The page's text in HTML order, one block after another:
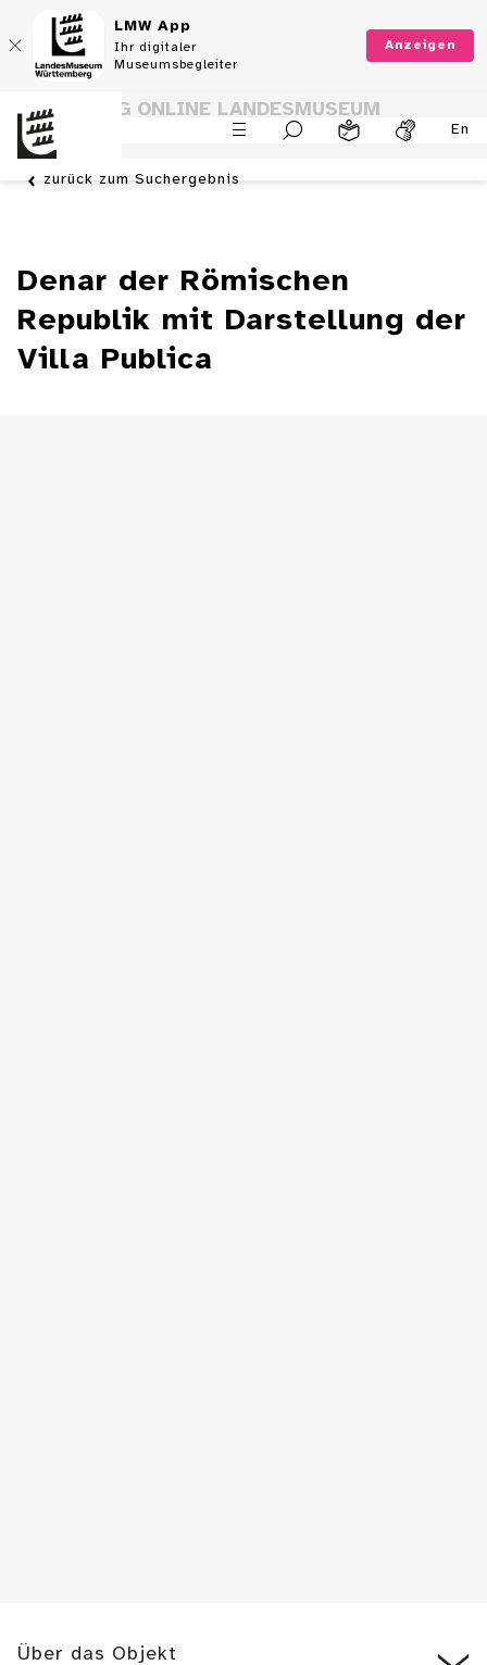
LMW App
Ihr digitaler
Museumsbegleiter
Anzeigen
En
SAMMLUNG ONLINE LANDESMUSEUM
WÜRTTEMBERG
zurück zum Suchergebnis
Denar der Römischen
Republik mit Darstellung der
Villa Publica
Über das Objekt